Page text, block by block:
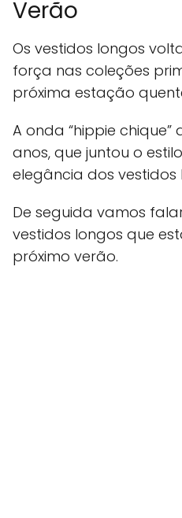
Verão
Os vestidos longos
força nas coleções
próxima estação
A onda “hippie
anos, que juntou o
elegância dos vestidos
De seguida vamos
vestidos longos que
próximo verão.